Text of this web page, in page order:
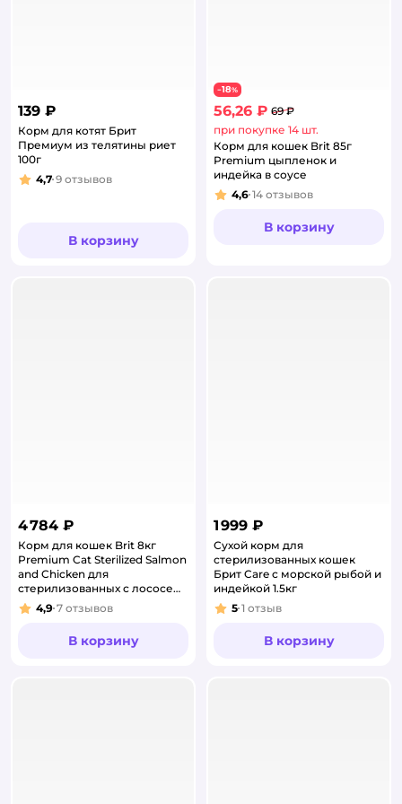
139 ₽
Корм для котят Брит
Премиум из телятины риет
100г
Рейтинг:
4,7 9 отзывов
В корзину
−18%
56,26 ₽ 69 ₽
при покупке 14 шт.
Корм для кошек Brit 85г
Premium цыпленок и
индейка в соусе
Рейтинг:
4,6 14 отзывов
В корзину
4 784 ₽
Корм для кошек Brit 8кг
Premium Cat Sterilized Salmon
and Chicken для
стерилизованных с лососем
и курицей сухой
Рейтинг:
4,9 7 отзывов
В корзину
1 999 ₽
Сухой корм для
стерилизованных кошек
Брит Care с морской рыбой и
индейкой 1.5кг
Рейтинг:
5 1 отзыв
В корзину